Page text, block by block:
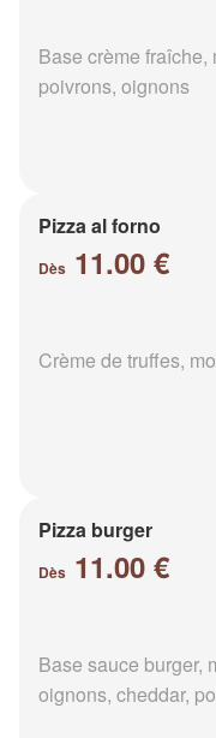
Base crème
poivrons, oignons
Pizza al forno
Dès 11.00 €
Crème de truffes,
Pizza burger
Dès 11.00 €
Base sauce burger,
oignons, cheddar,